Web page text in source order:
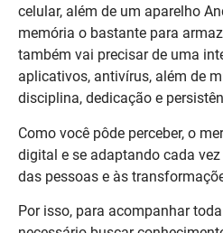
celular, além de um aparelho
memória o bastante para
também vai precisar de uma
aplicativos, antivírus, além de
disciplina, dedicação e
Como você pôde perceber, o
digital e se adaptando cada
das pessoas e às
Por isso, para acompanhar